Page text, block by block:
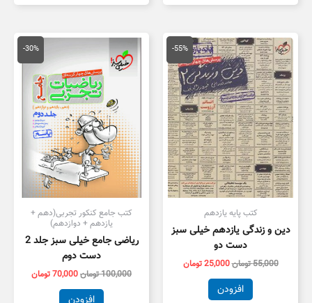
-55%
کتب پایه یازدهم
دین و زندگی یازدهم خیلی سبز
دست دو
55,000تومان
قیمت
اصلی
55,000 تومان
بود.
25,000تومان
قیمت
فعلی
است.
افزودن
-30%
کتب جامع کنکور تجربی(دهم +
یازدهم + دوازدهم)
ریاضی جامع خیلی سبز جلد 2
دست دوم
100,000تومان
قیمت
100,000 تومان
بود.
70,000تومان
قیمت
فعلی
افزودن